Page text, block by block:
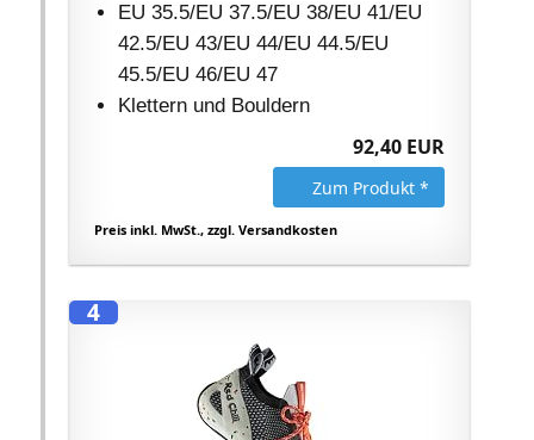
EU 35.5/EU 37.5/EU 38/EU 41/EU
42.5/EU 43/EU 44/EU 44.5/EU
45.5/EU 46/EU 47
Klettern und Bouldern
92,40 EUR
Zum Produkt *
Preis inkl. MwSt., zzgl. Versandkosten
4